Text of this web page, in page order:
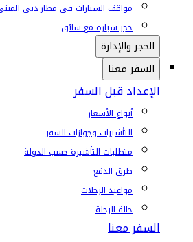
مواقف السيارات في مطار دبي
حجز سيارة مع سائق
الحجز والإدارة
السفر معنا
الإعداد قبل السفر
أنواع الأسعار
التأشيرات وجوازات السفر
متطلبات التأشيرة حسب الدولة
طرق الدفع
مواعيد الرحلات
حالة الرحلة
السفر معنا